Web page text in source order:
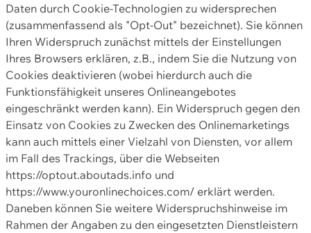
Daten durch Cookie-Technologien zu widersprechen
(zusammenfassend als "Opt-Out" bezeichnet). Sie können
Ihren Widerspruch zunächst mittels der Einstellungen
Ihres Browsers erklären, z.B., indem Sie die Nutzung von
Cookies deaktivieren (wobei hierdurch auch die
Funktionsfähigkeit unseres Onlineangebotes
eingeschränkt werden kann). Ein Widerspruch gegen den
Einsatz von Cookies zu Zwecken des Onlinemarketings
kann auch mittels einer Vielzahl von Diensten, vor allem
im Fall des Trackings, über die Webseiten
https://optout.aboutads.info und
https://www.youronlinechoices.com/ erklärt werden.
Daneben können Sie weitere Widerspruchshinweise im
Rahmen der Angaben zu den eingesetzten Dienstleistern